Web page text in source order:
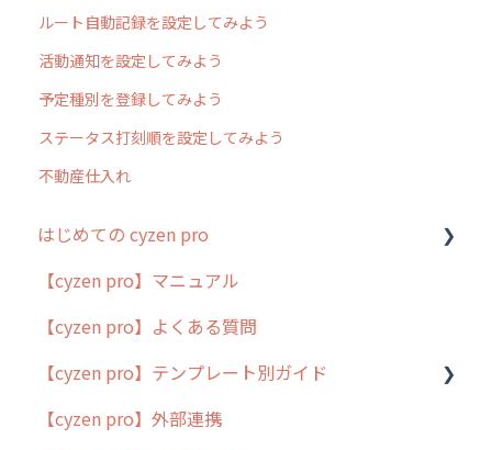
ルート自動記録を設定してみよう
活動通知を設定してみよう
予定種別を登録してみよう
ステータス打刻順を設定してみよう
不動産仕入れ
はじめての cyzen pro
cyzen pro とは？
簡易マニュアル
cyzen proの位置情報取得について
用語集
【cyzen pro】マニュアル
【cyzen pro】よくある質問
【cyzen pro】テンプレート別ガイド
ポスティング
【cyzen pro】外部連携